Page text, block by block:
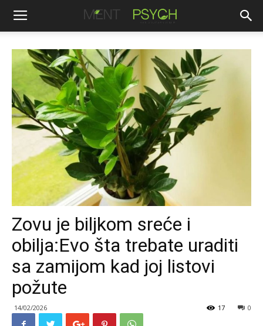
Zovu je biljkom sreće i
obilja:Evo šta trebate uraditi
sa zamijom kad joj listovi
požute
14/02/2026 0
17